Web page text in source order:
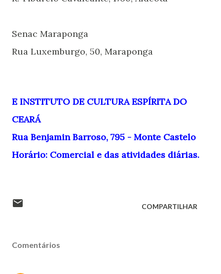
Senac Maraponga
Rua Luxemburgo, 50, Maraponga
E INSTITUTO DE CULTURA ESPÍRITA DO
CEARÁ
Rua Benjamin Barroso, 795 - Monte Castelo
Horário: Comercial e das atividades diárias.
COMPARTILHAR
Comentários